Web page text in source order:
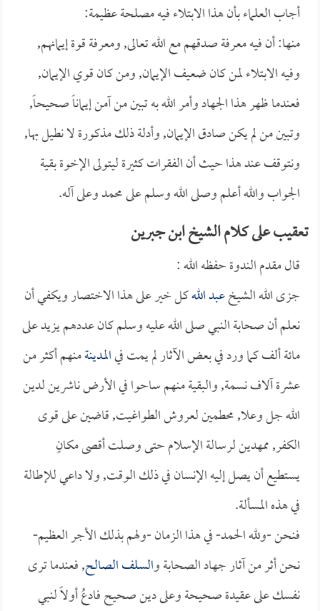
أجاب العلماء بأن هذا الابتلاء فيه مصلحة عظيمة:
منها: أن فيه معرفة صدقهم مع الله تعالى, ومعرفة قوة إيمانهم,
وفيه الابتلاء لمن كان ضعيف الإيمان, ومن كان قوي الإيمان,
فعندما ظهر هذا الجهاد وأمر الله به تبين من آمن إيماناً صحيحاً,
وتبين من لم يكن صادق الإيمان, وأدلة ذلك مذكورة لا نطيل بها,
ونتوقف عند هذا حيث أن الفقرات كثيرة ليتولى الإخوة بقية
الجواب والله أعلم وصلى الله وسلم على محمد وعلى آله.
تعقيب على كلام الشيخ ابن جبرين
قال مقدم الندوة حفظه الله :
جزى الله الشيخعبد اللهكل خير على هذا الاختصار ويكفي أن
نعلم أن صحابة النبي صلى الله عليه وسلم كان عددهم يزيد على
مائة ألف كما ورد في بعض الآثار لم يمت فيالمدينةمنهم أكثر من
عشرة آلاف نسمة, والبقية منهم ساحوا في الأرض ناشرين لدين
الله جل وعلا, محطمين لعروش الطواغيت, قاضين على قوى
الكفر, ممهدين لرسالة الإسلام حتى وصلت أقصى مكانٍ
يستطيع أن يصل إليه الإنسان في ذلك الوقت, ولا داعي للإطالة
في هذه المسألة.
فنحن -ولله الحمد- في هذا الزمان -ولهم بذلك الأجر العظيم-
نحن أثر من آثار جهاد الصحابة والسلف الصالح, فعندما ترى
نفسك على عقيدة صحيحة وعلى دين صحيح فادعُ أولاً لنبي